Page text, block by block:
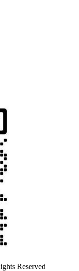
Reserved